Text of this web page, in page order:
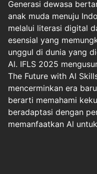
Generasi dewasa
anak muda menuju
melalui literasi digital
esensial yang
unggul di dunia yang
Al. IFLS 2025
The Future with Al
mencerminkan era
berarti memahami
beradaptasi dengan
memanfaatkan Al